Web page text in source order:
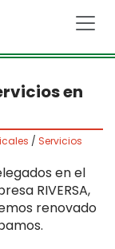
en
/ Servicios
en el
RIVERSA,
renovado